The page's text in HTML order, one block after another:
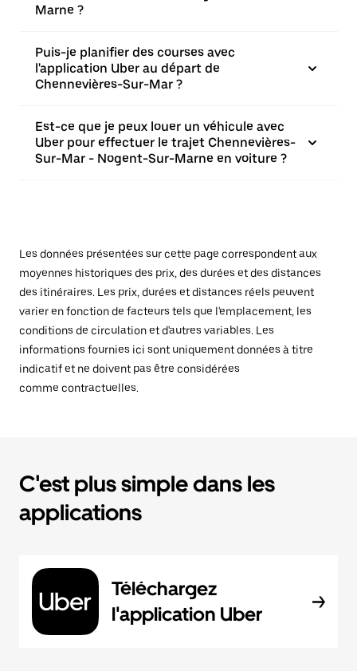
Marne ?
Puis-je planifier des courses avec
l'application Uber au départ de
Chennevières-Sur-Mar ?
Est-ce que je peux louer un véhicule avec
Uber pour effectuer le trajet Chennevières-
Sur-Mar - Nogent-Sur-Marne en voiture ?
Les données présentées sur cette page correspondent aux
moyennes historiques des prix, des durées et des distances
des itinéraires. Les prix, durées et distances réels peuvent
varier en fonction de facteurs tels que l'emplacement, les
conditions de circulation et d'autres variables. Les
informations fournies ici sont uniquement données à titre
indicatif et ne doivent pas être considérées
comme contractuelles.
C'est plus simple dans les
applications
Téléchargez
l'application Uber